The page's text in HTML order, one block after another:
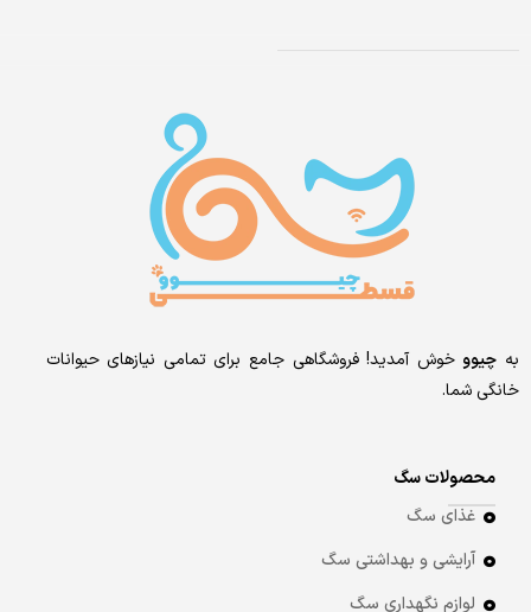
به چیوو خوش آمدید! فروشگاهی جامع برای تمامی نیازهای حیوانات
خانگی شما.
محصولات سگ
غذای سگ
آرایشی و بهداشتی سگ
لوازم نگهداری سگ